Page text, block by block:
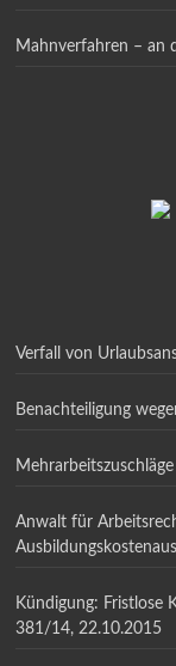
Mahnverfahren – an
Verfall von
Benachteiligung
Anwalt für
Kündigung: Fristlose
381/14, 22.10.2015